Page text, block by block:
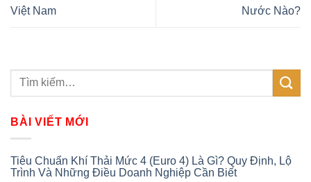
Việt Nam
Nước Nào?
BÀI VIẾT MỚI
Tiêu Chuẩn Khí Thải Mức 4 (Euro 4) Là Gì? Quy Định, Lộ
Trình Và Những Điều Doanh Nghiệp Cần Biết